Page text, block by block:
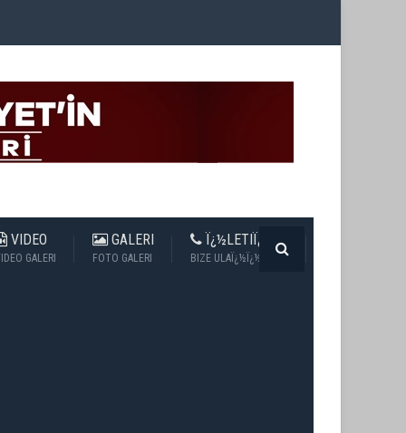
VIDEO
GALERI
GALERI
FOTO GALERI
Ï¿½LETIÏ¿½IM
BIZE ULAÏ¿½Ï¿½N